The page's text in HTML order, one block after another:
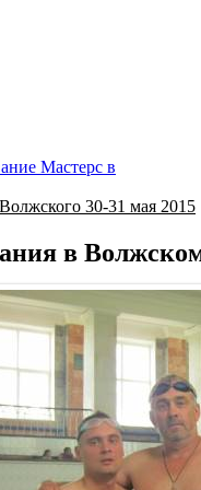
Мастерс в
30-31 мая 2015
в